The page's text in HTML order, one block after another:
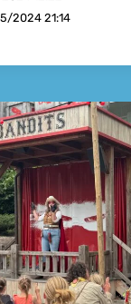
2024 21:14